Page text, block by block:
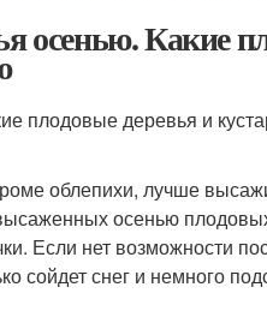
осенью. Какие
плодовые деревья и
облепихи, лучше
осенью
Если нет возможности
сойдет снег и немного